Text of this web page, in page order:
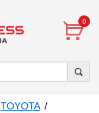
0
TOYOTA